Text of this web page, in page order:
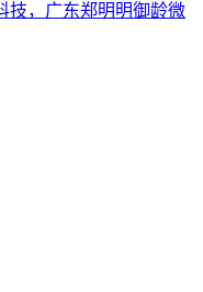
技，广东郑明明御龄微